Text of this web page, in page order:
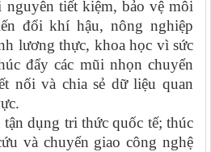
nguyên tiết kiệm, bảo vệ môi
đổi khí hậu, nông nghiệp
lương thực, khoa học vì sức
đẩy các mũi nhọn chuyển
nối và chia sẻ dữ liệu quan
dụng tri thức quốc tế; thúc
và chuyển giao công nghệ